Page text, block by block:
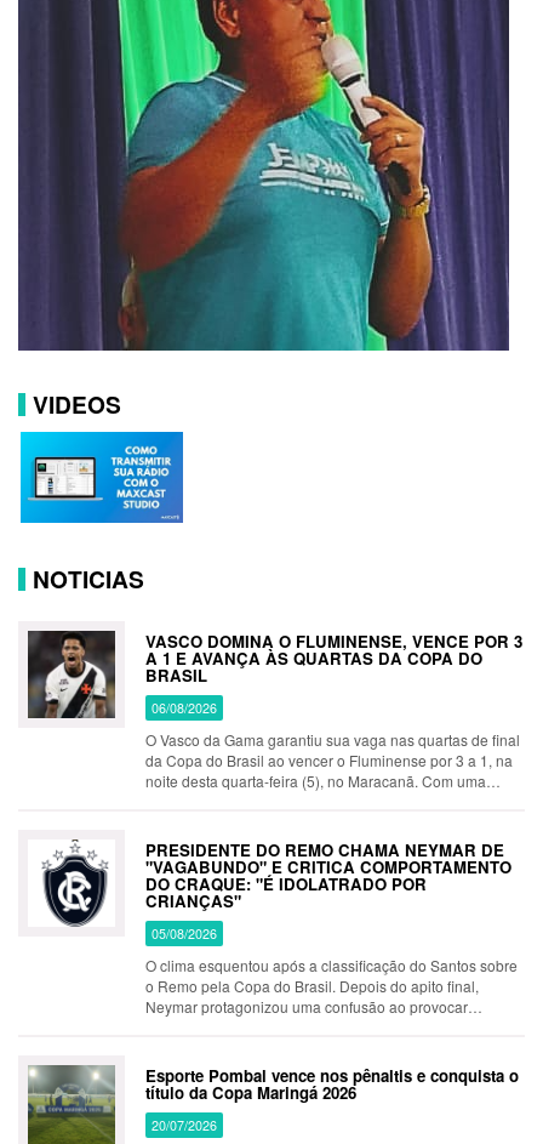
VIDEOS
NOTICIAS
VASCO DOMINA O FLUMINENSE, VENCE POR 3
A 1 E AVANÇA ÀS QUARTAS DA COPA DO
BRASIL
06/08/2026
O Vasco da Gama garantiu sua vaga nas quartas de final
da Copa do Brasil ao vencer o Fluminense por 3 a 1, na
noite desta quarta-feira (5), no Maracanã. Com uma
PRESIDENTE DO REMO CHAMA NEYMAR DE
"VAGABUNDO" E CRITICA COMPORTAMENTO
DO CRAQUE: "É IDOLATRADO POR
CRIANÇAS"
05/08/2026
O clima esquentou após a classificação do Santos sobre
o Remo pela Copa do Brasil. Depois do apito final,
Neymar protagonizou uma confusão ao provocar
Esporte Pombal vence nos pênaltis e conquista o
título da Copa Maringá 2026
20/07/2026